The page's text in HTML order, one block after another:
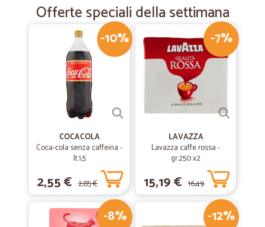
Offerte speciali della settimana
-10%
COCACOLA
Coca-cola senza caffeina -
lt.1,5
2,55 € 2,85 €
-7%
LAVAZZA
Lavazza caffe rossa -
gr.250 x2
15,19 € 16,49
-8% -12%